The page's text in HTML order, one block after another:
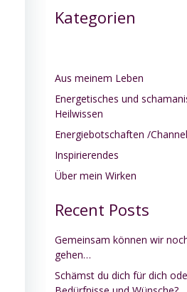
Kategorien
Aus meinem Leben
Energetisches und
Heilwissen
Energiebotschaften /
Inspirierendes
Über mein Wirken
Recent Posts
Gemeinsam können wir
gehen…
Schämst du dich für dich